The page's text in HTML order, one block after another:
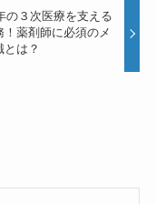
の３次医療を支える
！薬剤師に必須のメ
とは？